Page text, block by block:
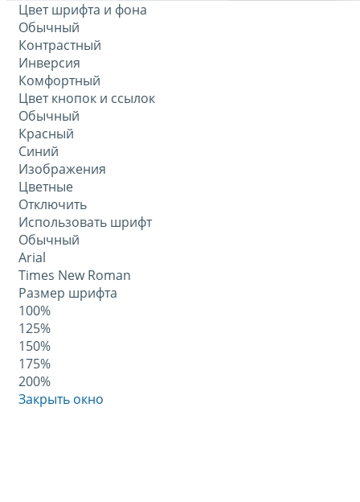
Цвет шрифта и фона
Обычный
Контрастный
Инверсия
Комфортный
Цвет кнопок и ссылок
Обычный
Красный
Синий
Изображения
Цветные
Отключить
Использовать шрифт
Обычный
Arial
Times New Roman
Размер шрифта
100%
125%
150%
175%
200%
Закрыть окно